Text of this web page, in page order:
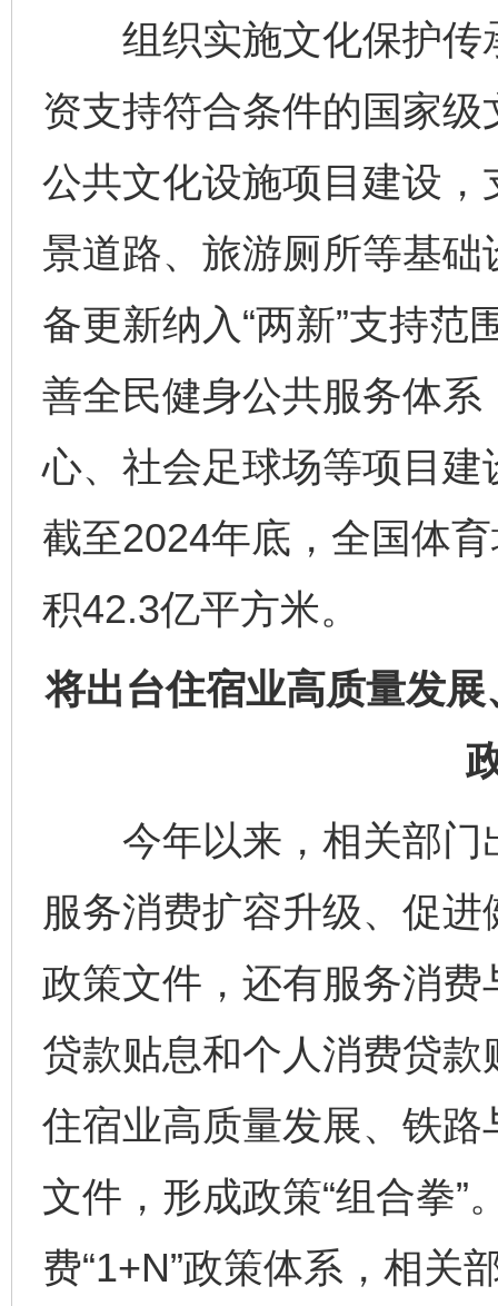
组织实施文化保护传
资支持符合条件的国家
公共文化设施项目建设
景道路、旅游厕所等基
备更新纳入“两新”支持
善全民健身公共服务体
心、社会足球场等项目
截至2024年底，全国体
积42.3亿平方米。
将出台住宿业高质量发
今年以来，相关部门
服务消费扩容升级、促
政策文件，还有服务消
贷款贴息和个人消费贷
住宿业高质量发展、铁
文件，形成政策“组合拳
费“1+N”政策体系，相关